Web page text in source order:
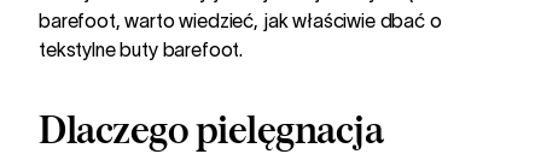
barefoot, warto wiedzieć, jak właściwie dbać o
tekstylne buty barefoot.
Dlaczego pielęgnacja